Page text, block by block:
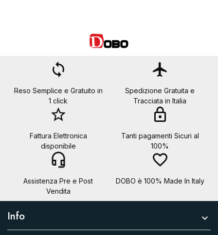
loop
Reso Semplice e Gratuito in
1 click
flight
Spedizione Gratuita e
Tracciata in Italia
star_border
Fattura Elettronica
disponibile
lock
Tanti pagamenti Sicuri al
100%
headset_mic
Assistenza Pre e Post
Vendita
favorite_border
DOBO è 100% Made In Italy
Info 